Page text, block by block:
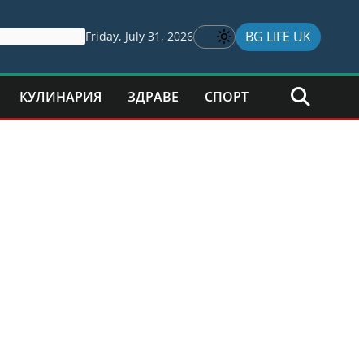
Friday, July 31, 2026 BG LIFE UK
КУЛИНАРИЯ ЗДРАВЕ СПОРТ